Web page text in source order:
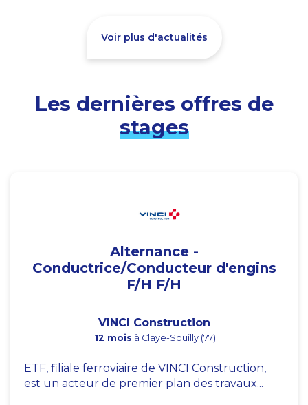
Voir plus d'actualités
Les dernières offres de
stages
Alternance -
Conductrice/Conducteur d'engins
F/H F/H
VINCI Construction
12 mois à Claye-Souilly (77)
ETF, filiale ferroviaire de VINCI Construction,
est un acteur de premier plan des travaux...